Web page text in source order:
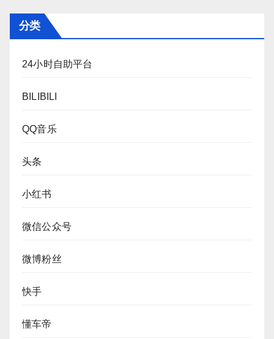
分类
24小时自助平台
BILIBILI
QQ音乐
头条
小红书
微信公众号
微博粉丝
快手
懂车帝